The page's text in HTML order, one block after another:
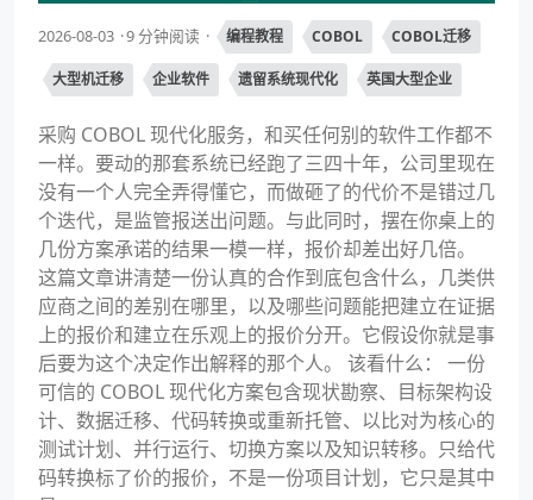
2026-08-03 9 分钟阅读 编程教程 COBOL COBOL迁移
大型机迁移 企业软件 遗留系统现代化 英国大型企业
采购 COBOL 现代化服务，和买任何别的软件工作都不
一样。要动的那套系统已经跑了三四十年，公司里现在
没有一个人完全弄得懂它，而做砸了的代价不是错过几
个迭代，是监管报送出问题。与此同时，摆在你桌上的
几份方案承诺的结果一模一样，报价却差出好几倍。
这篇文章讲清楚一份认真的合作到底包含什么，几类供
应商之间的差别在哪里，以及哪些问题能把建立在证据
上的报价和建立在乐观上的报价分开。它假设你就是事
后要为这个决定作出解释的那个人。 该看什么： 一份
可信的 COBOL 现代化方案包含现状勘察、目标架构设
计、数据迁移、代码转换或重新托管、以比对为核心的
测试计划、并行运行、切换方案以及知识转移。只给代
码转换标了价的报价，不是一份项目计划，它只是其中